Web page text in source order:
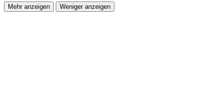
Mehr anzeigen Weniger anzeigen